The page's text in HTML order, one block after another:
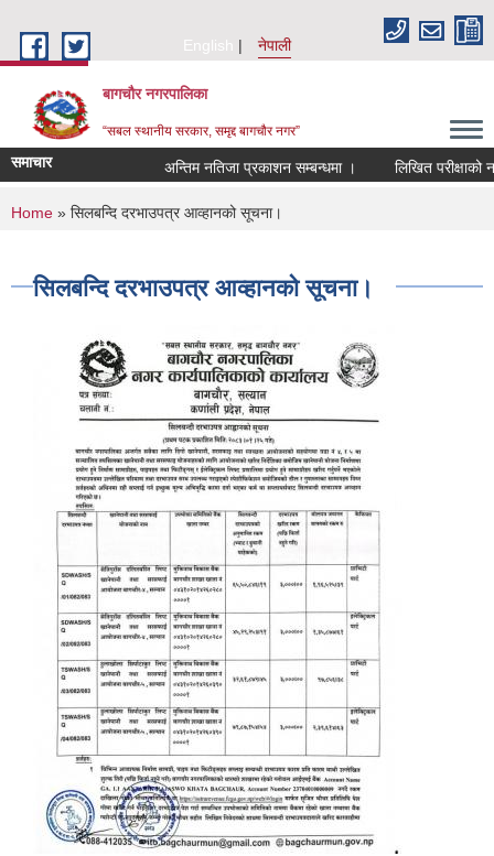
English
नेपाली
बागचौर नगरपालिका
“सबल स्थानीय सरकार, समृद्द बागचौर नगर”
समाचार अन्तिम नतिजा प्रकाशन सम्बन्धमा । लिखित परीक्षाको
You are here
Home » सिलबन्दि दरभाउपत्र आव्हानको सूचना।
सिलबन्दि दरभाउपत्र आव्हानको सूचना।